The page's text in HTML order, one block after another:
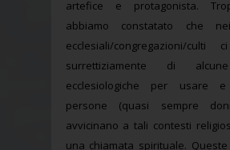
artefice e protagonista.
abbiamo constatato che
ecclesiali/congregazioni/
surrettiziamente di
ecclesiologiche per usare e
persone (quasi sempre
avvicinano a tali contesti
una chiamata spirituale.